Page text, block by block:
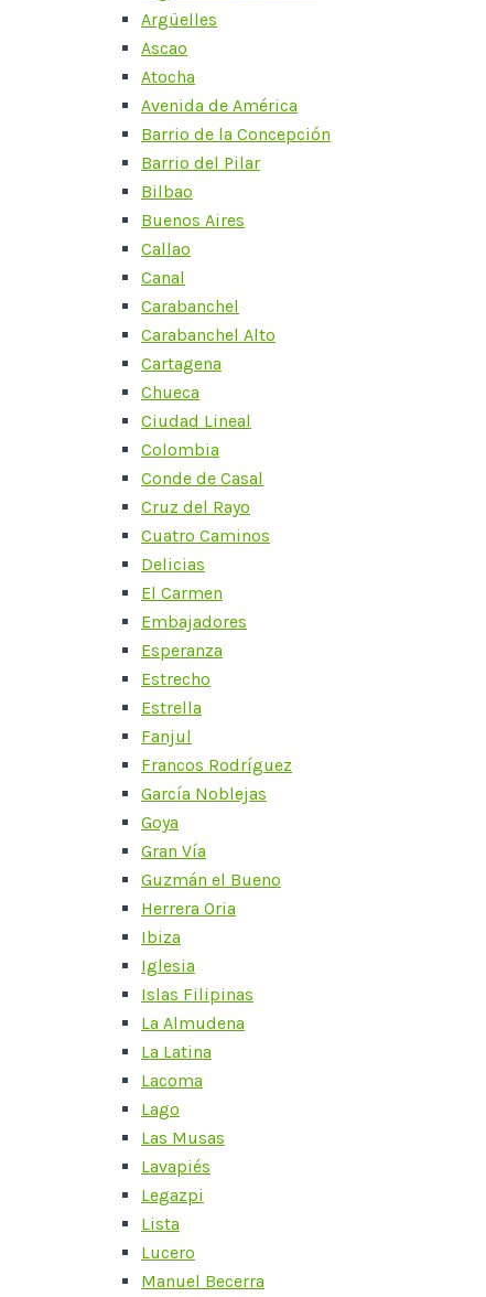
Argüelles
Ascao
Atocha
Avenida de América
Barrio de la Concepción
Barrio del Pilar
Bilbao
Buenos Aires
Callao
Canal
Carabanchel
Carabanchel Alto
Cartagena
Chueca
Ciudad Lineal
Colombia
Conde de Casal
Cruz del Rayo
Cuatro Caminos
Delicias
El Carmen
Embajadores
Esperanza
Estrecho
Estrella
Fanjul
Francos Rodríguez
García Noblejas
Goya
Gran Vía
Guzmán el Bueno
Herrera Oria
Ibiza
Iglesia
Islas Filipinas
La Almudena
La Latina
Lacoma
Lago
Las Musas
Lavapiés
Legazpi
Lista
Lucero
Manuel Becerra